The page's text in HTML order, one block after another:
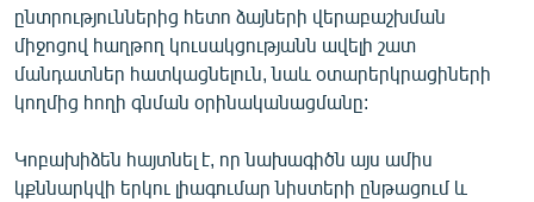
«Ազատության» բոլոր կայքերը
ընտրություններից հետո ձայների վերաբաշխման
միջոցով հաղթող կուսակցությանն ավելի շատ
մանդատներ հատկացնելուն, նաև օտարերկրացիների
կողմից հողի գնման օրինականացմանը:
Կոբախիձեն հայտնել է, որ նախագիծն այս ամիս
կքննարկվի երկու լիագումար նիստերի ընթացում և